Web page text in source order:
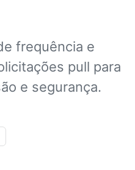
frequência e
pull para
e segurança.